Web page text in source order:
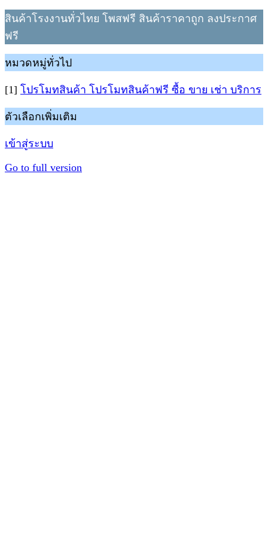
สินค้าโรงงานทั่วไทย โพสฟรี สินค้าราคาถูก ลงประกาศ
ฟรี
หมวดหมู่ทั่วไป
[1] โปรโมทสินค้า โปรโมทสินค้าฟรี ซื้อ ขาย เช่า บริการ
ตัวเลือกเพิ่มเติม
เข้าสู่ระบบ
Go to full version